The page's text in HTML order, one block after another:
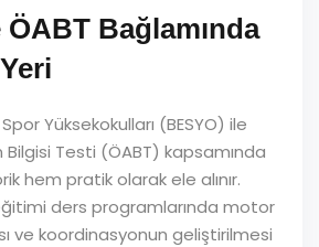
ÖABT Bağlamında
Yüksekokulları (BESYO) ile
Testi (ÖABT) kapsamında
hem pratik olarak ele alınır.
ders programlarında motor
ve koordinasyonun geliştirilmesi